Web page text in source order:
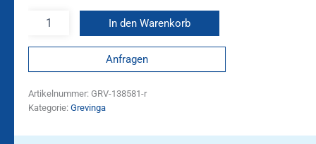
In den Warenkorb
Anfragen
Artikelnummer: GRV-138581-r
Kategorie: Grevinga